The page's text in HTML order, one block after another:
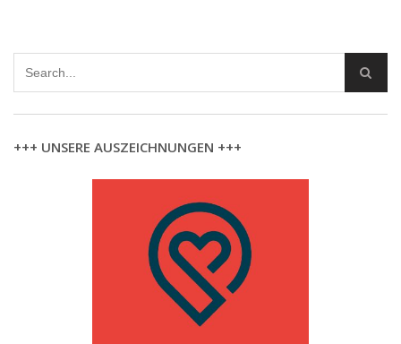
+++ UNSERE AUSZEICHNUNGEN +++